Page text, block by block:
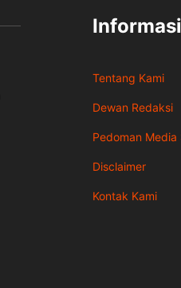
Informasi
Tentang Kami
Dewan Redaksi
Pedoman Media
Disclaimer
Kontak Kami